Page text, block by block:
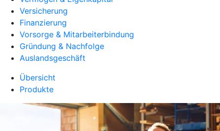
Versicherung
Finanzierung
Vorsorge & Mitarbeiterbindung
Gründung & Nachfolge
Auslandsgeschäft
Übersicht
Produkte